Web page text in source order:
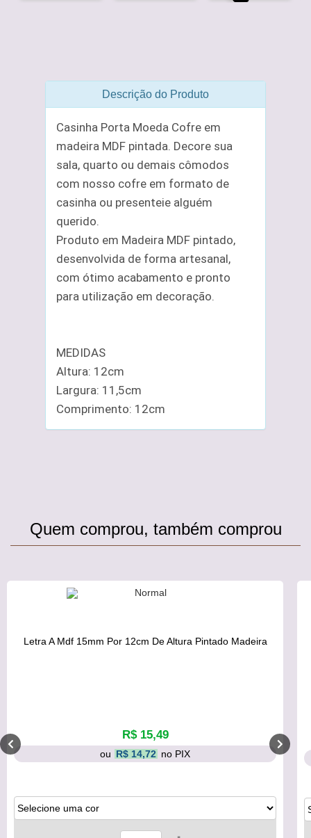
Descrição do Produto
Casinha Porta Moeda Cofre em
madeira MDF pintada. Decore sua
sala, quarto ou demais cômodos
com nosso cofre em formato de
casinha ou presenteie alguém
querido.
Produto em Madeira MDF pintado,
desenvolvida de forma artesanal,
com ótimo acabamento e pronto
para utilização em decoração.
MEDIDAS
Altura: 12cm
Largura: 11,5cm
Comprimento: 12cm
Quem comprou, também comprou
Letra A Mdf 15mm Por 12cm De Altura Pintado Madeira
R$ 15,49
ou R$ 14,72 no PIX